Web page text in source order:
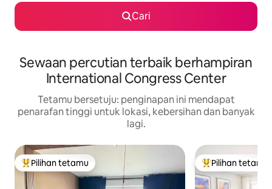
Cari
Sewaan percutian terbaik berhampiran
International Congress Center
Tetamu bersetuju: penginapan ini mendapat
penarafan tinggi untuk lokasi, kebersihan dan banyak
lagi.
Pilihan utama tetamu
Pilihan tetamu Pilihan utama
Pilihan tetamu